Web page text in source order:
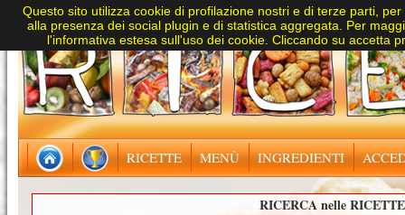
RICETTE MENÙ INGREDIENTI
RICERCA nelle RICETTE
Questo sito utilizza cookie di profilazione nostri e di terze parti,
alla presenza dei social plugin e di statistica aggregata. Per
l'informativa estesa sull'uso dei cookie. Cliccando su accetta